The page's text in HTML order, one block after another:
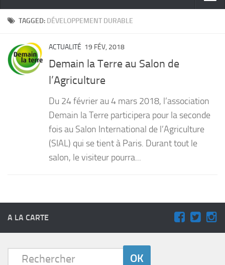
ACTUALITÉ
PORTRAITS
LIVRES
Entrées
Desserts
TAGGED: DÉVELOPPEMENT DURABLE
ACTUALITÉ 19 FÉV, 2018
Demain la Terre au Salon de
l’Agriculture
Du 24 février au 4 mars 2018, l’association
Demain la Terre participera pour la seconde
fois au Salon International de l’Agriculture
(SIAL) qui se tient à Paris. Durant tout le
salon, le visiteur pourra...
A LA CARTE